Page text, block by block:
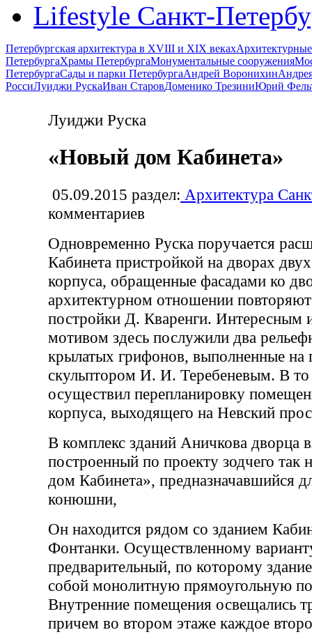
Lifestyle Санкт-
Петербургская архитектура в XVIII и XIX веках
ПетербургаХрамы ПетербургаМонументальные сооружения
ПетербургаСады и парки ПетербургаАндрей Воронихин
РоссиЛуиджи РускаИван СтаровДоменико ТрезиниЮрий
Луиджи Руска
«Новый дом Кабинета»
05.09.2015 раздел: Архитектура
комментариев
Одновременно Руска поручается
Кабинета пристройкой на дворах
корпуса, обращенные фасадами ко
архитектурном отношении
постройки Д. Кваренги. Интересным
мотивом здесь послужили два
крылатых грифонов, выполненные на
скульптором И. И. Теребеневым. В
осуществил перепланировку
корпуса, выходящего на Невский
В комплекс зданий Аничкова дворца
построенный по проекту зодчего
дом Кабинета», предназначавшийся
конюшни,
Он находится рядом со зданием
Фонтанки. Осуществленному
предварительный, по которому
собой монолитную прямоугольную
Внутренние помещения освещались
причем во втором этаже каждое